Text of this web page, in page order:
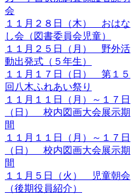
会
１１月２８日（木） おはな
し会（図書委員会児童）
１１月２５日（月） 野外活
動出発式（５年生）
１１月１７日（日） 第１５
回八木ふれあい祭り
１１月１１日（月）～１７日
（日） 校内図画大会展示期
間
１１月１１日（月）～１７日
（日） 校内図画大会展示期
間
１１月５日（火） 児童朝会
（後期役員紹介）